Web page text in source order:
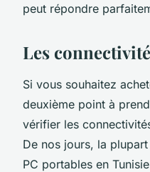
peut répondre
Les
Si vous souhaitez
deuxième point à
vérifier les
De nos jours, la
PC portables en